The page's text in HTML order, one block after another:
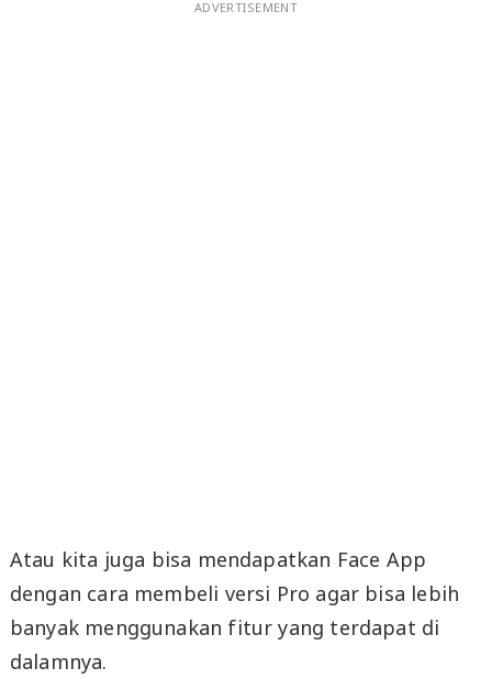
ADVERTISEMENT
Atau kita juga bisa mendapatkan Face App
dengan cara membeli versi Pro agar bisa lebih
banyak menggunakan fitur yang terdapat di
dalamnya.